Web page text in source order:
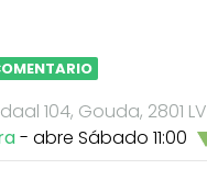
104, Gouda, 2801 LV
- abre Sábado 11:00